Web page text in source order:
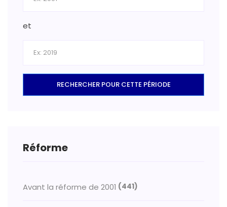
et
RECHERCHER POUR CETTE PÉRIODE
Réforme
Avant la réforme de 2001 (441)